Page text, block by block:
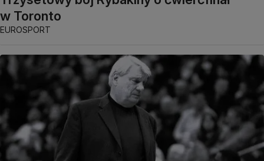
w Toronto
EUROSPORT